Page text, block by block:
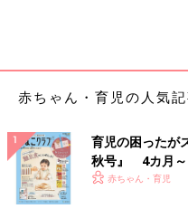
赤ちゃん・育児の人気
育児の困ったが
秋号』 4カ月～
いっぱい！
赤ちゃん・育児